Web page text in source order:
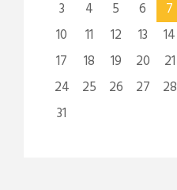
3
4 5 6 7
10
11 12 13 14
17
18 19 20 21
24
25 26 27 28
31